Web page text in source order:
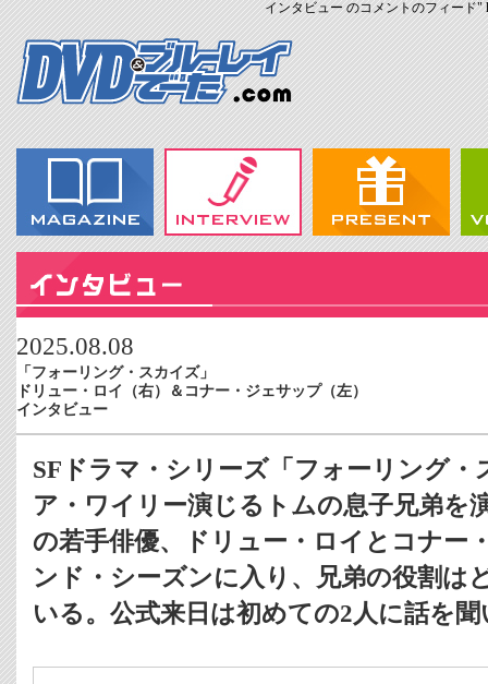
インタビュー のコメントのフィード"
2025.08.08
「フォーリング・スカイズ」
ドリュー・ロイ（右）＆コナー・ジェサップ（左）
インタビュー
SFドラマ・シリーズ「フォーリング・
ア・ワイリー演じるトムの息子兄弟を
の若手俳優、ドリュー・ロイとコナー
ンド・シーズンに入り、兄弟の役割は
いる。公式来日は初めての2人に話を聞